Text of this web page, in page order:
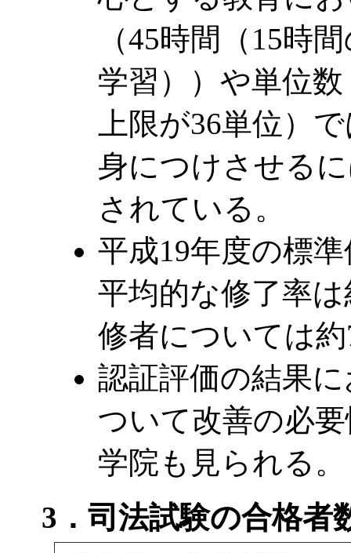
（45時間（15時
学習））や単位
上限が36単位）
身につけさせる
されている。
平成19年度の標
平均的な修了率
修者については
認証評価の結果
ついて改善の必
学院も見られる。
3．司法試験の合格者